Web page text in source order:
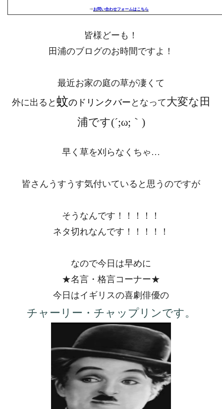
⇒お問い合わせフォームはこちら
皆様どーも！
田浦のブログのお時間ですよ！
最近お家の庭の草が凄くて
外に出ると 蚊のドリンクバー となって大変な田
浦です(´;ω;｀)
早く草を刈らなくちゃ…
皆さんうすうす気付いていると思うのですが
そうなんです！！！！！
ネタ切れなんです！！！！！
なので今日は早めに
★名言・格言コーナー★
今日はイギリスの喜劇俳優の
チャーリー・チャップリンです。